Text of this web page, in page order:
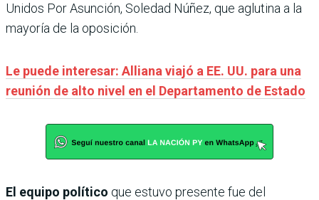
Unidos Por Asunción, Soledad Núñez, que aglutina a la
mayoría de la oposición.
Le puede interesar: Alliana viajó a EE. UU. para una
reunión de alto nivel en el Departamento de Estado
El equipo político que estuvo presente fue del